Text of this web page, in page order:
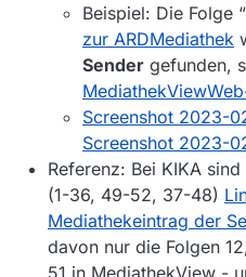
Beispiel: Die Folge
zur ARDMediathek
Sender gefunden,
Screenshot 2023-
Screenshot 2023-
Referenz: Bei KIKA
(1-36, 49-52, 37-48)
Mediathekeintrag der
davon nur die Folgen
51 in MediathekView -